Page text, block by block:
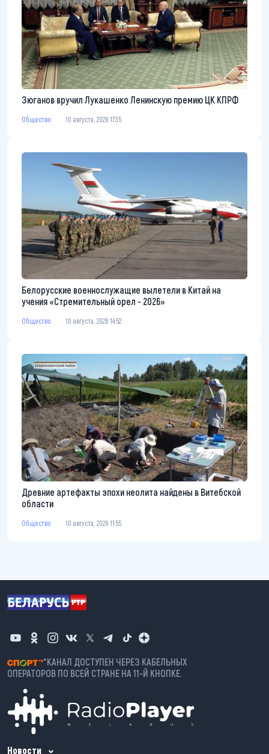
Зюганов вручил Лукашенко Ленинскую премию ЦК КПРФ
Общество 10 августа, 2026 17:35
Белорусские военнослужащие вылетели в Китай на
учения «Стремительный орел - 2026»
Общество 10 августа, 2026 14:52
Древние артефакты эпохи неолита найдены в Витебской
области
Общество 10 августа, 2026 11:55
*КАНАЛ ДОСТУПЕН ЧЕРЕЗ КАБЕЛЬНЫХ
ОПЕРАТОРОВ ПО ВСЕЙ СТРАНЕ НА 11-Й КНОПКЕ.
Новости